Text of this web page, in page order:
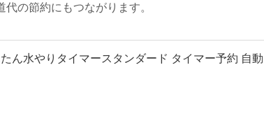
の節約にもつながります。
ん水やりタイマースタンダード タイマー予約 自動